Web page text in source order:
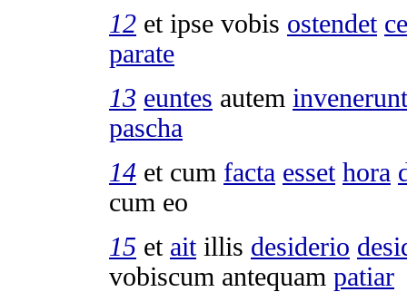
12 et ipse vobis ostendet
parate
13 euntes autem invenerunt
pascha
14 et cum facta esset hora
cum eo
15 et aitillis desiderio
vobiscum antequam patiar